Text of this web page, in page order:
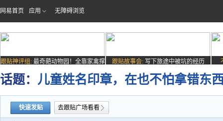
网易首页 应用 无障碍浏览
跟贴神评组: 最奇葩动物园！全靠家禽撑
场子
跟贴故事会: 写下旅途中被坑的经历
话题： 儿童姓名印章，在也不怕拿错东
快速发贴 去跟贴广场看看